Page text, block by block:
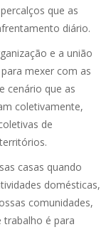
que as
diário.
e a união
mexer com as
cenário que as
coletivamente,
de
casas quando
domésticas,
comunidades,
trabalho é para